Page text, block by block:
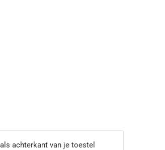
achterkant van je toestel